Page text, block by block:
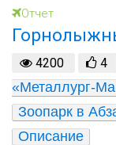
Отчет
4200 4
«Металлург-
Зоопарк в
Описание